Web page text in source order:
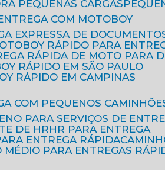
PEQUENAS CARGAS
ENTREGA COM MOTOBOY
EXPRESSA DE
MOTOBOY RÁPIDO PARA
RÁPIDA DE MOTO PARA
RÁPIDO EM SÃO PAULO
RÁPIDO EM CAMPINAS
COM PEQUENOS
PARA SERVIÇOS DE
DE HR
HR PARA ENTREGA
ENTREGA RÁPIDA
MÉDIO PARA ENTREGAS